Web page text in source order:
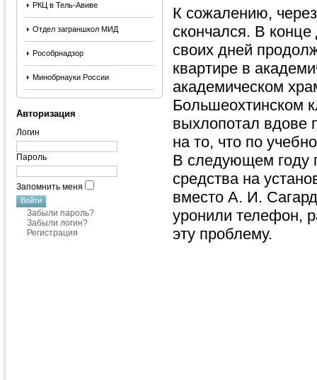
РКЦ в Тель-Авиве
Отдел заграншкол МИД
Рособрнадзор
Минобрнауки России
Авторизация
Логин
Пароль
Запомнить меня
Забыли пароль?
Забыли логин?
Регистрация
К сожалению,
скончался. В
своих дней
квартире в
академическом
Большеохтинском
выхлопотал вдове
на то, что по
В следующем году
средства на
вместо А. И.
уронили телефон,
эту проблему.